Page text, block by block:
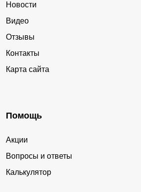
Новости
Видео
Отзывы
Контакты
Карта сайта
Помощь
Акции
Вопросы и ответы
Калькулятор